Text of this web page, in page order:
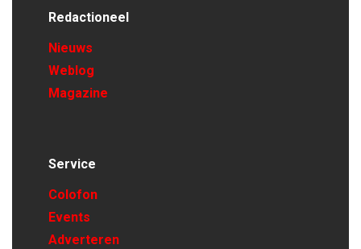
Redactioneel
Nieuws
Weblog
Magazine
Service
Colofon
Events
Adverteren